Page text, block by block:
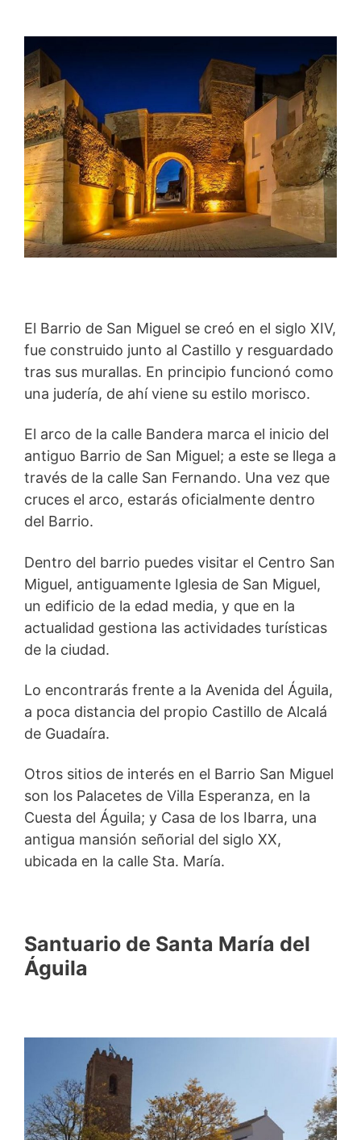
El Barrio de San Miguel se creó en el siglo XIV,
fue construido junto al Castillo y resguardado
tras sus murallas. En principio funcionó como
una judería, de ahí viene su estilo morisco.
El arco de la calle Bandera marca el inicio del
antiguo Barrio de San Miguel; a este se llega a
través de la calle San Fernando. Una vez que
cruces el arco, estarás oficialmente dentro
del Barrio.
Dentro del barrio puedes visitar el Centro San
Miguel, antiguamente Iglesia de San Miguel,
un edificio de la edad media, y que en la
actualidad gestiona las actividades turísticas
de la ciudad.
Lo encontrarás frente a la Avenida del Águila,
a poca distancia del propio Castillo de Alcalá
de Guadaíra.
Otros sitios de interés en el Barrio San Miguel
son los Palacetes de Villa Esperanza, en la
Cuesta del Águila; y Casa de los Ibarra, una
antigua mansión señorial del siglo XX,
ubicada en la calle Sta. María.
Santuario de Santa María del
Águila